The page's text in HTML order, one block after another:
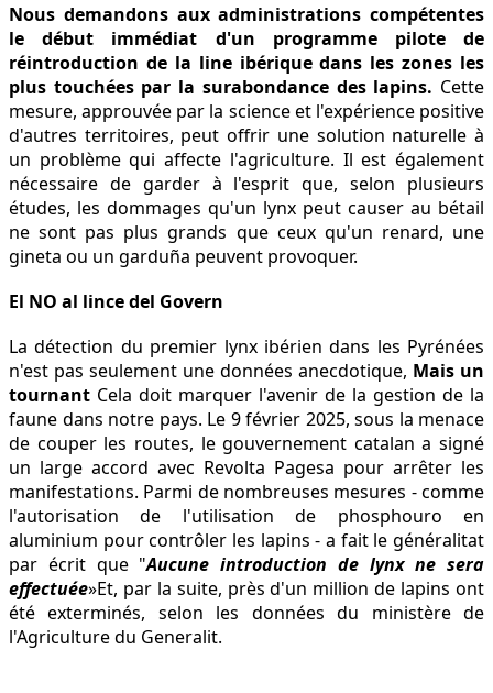
Nous demandons aux administrations compétentes
le début immédiat d'un programme pilote de
réintroduction de la line ibérique dans les zones les
plus touchées par la surabondance des lapins. Cette
mesure, approuvée par la science et l'expérience positive
d'autres territoires, peut offrir une solution naturelle à
un problème qui affecte l'agriculture. Il est également
nécessaire de garder à l'esprit que, selon plusieurs
études, les dommages qu'un lynx peut causer au bétail
ne sont pas plus grands que ceux qu'un renard, une
gineta ou un garduña peuvent provoquer.
El NO al lince del Govern
La détection du premier lynx ibérien dans les Pyrénées
n'est pas seulement une données anecdotique, Mais un
tournant Cela doit marquer l'avenir de la gestion de la
faune dans notre pays. Le 9 février 2025, sous la menace
de couper les routes, le gouvernement catalan a signé
un large accord avec Revolta Pagesa pour arrêter les
manifestations. Parmi de nombreuses mesures - comme
l'autorisation de l'utilisation de phosphouro en
aluminium pour contrôler les lapins - a fait le généralitat
par écrit que "Aucune introduction de lynx ne sera
effectuée»Et, par la suite, près d'un million de lapins ont
été exterminés, selon les données du ministère de
l'Agriculture du Generalit.